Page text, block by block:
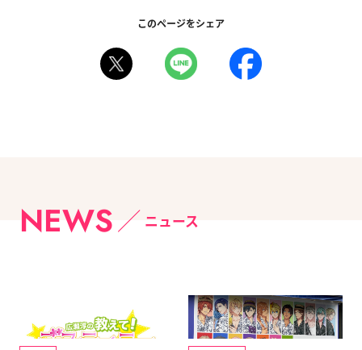
このページをシェア
NEWS ニュース